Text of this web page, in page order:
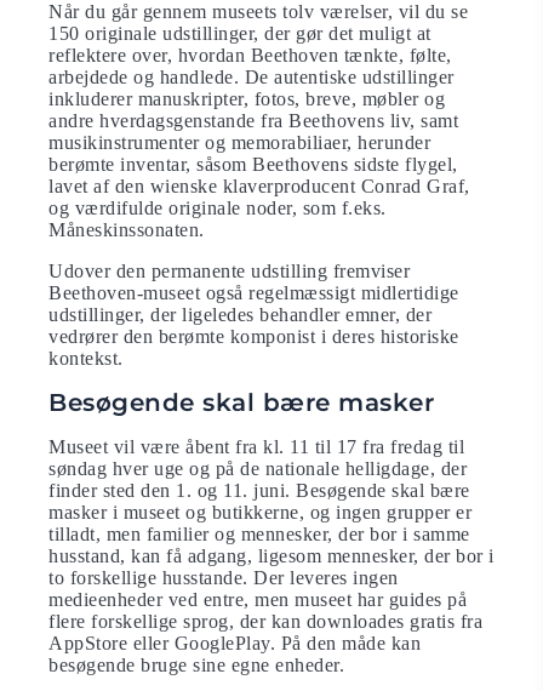
Når du går gennem museets tolv værelser, vil du se
150 originale udstillinger, der gør det muligt at
reflektere over, hvordan Beethoven tænkte, følte,
arbejdede og handlede. De autentiske udstillinger
inkluderer manuskripter, fotos, breve, møbler og
andre hverdagsgenstande fra Beethovens liv, samt
musikinstrumenter og memorabiliaer, herunder
berømte inventar, såsom Beethovens sidste flygel,
lavet af den wienske klaverproducent Conrad Graf,
og værdifulde originale noder, som f.eks.
Måneskinssonaten.
Udover den permanente udstilling fremviser
Beethoven-museet også regelmæssigt midlertidige
udstillinger, der ligeledes behandler emner, der
vedrører den berømte komponist i deres historiske
kontekst.
Besøgende skal bære masker
Museet vil være åbent fra kl. 11 til 17 fra fredag ​​til
søndag hver uge og på de nationale helligdage, der
finder sted den 1. og 11. juni. Besøgende skal bære
masker i museet og butikkerne, og ingen grupper er
tilladt, men familier og mennesker, der bor i samme
husstand, kan få adgang, ligesom mennesker, der bor i
to forskellige husstande. Der leveres ingen
medieenheder ved entre, men museet har guides på
flere forskellige sprog, der kan downloades gratis fra
AppStore eller GooglePlay. På den måde kan
besøgende bruge sine egne enheder.